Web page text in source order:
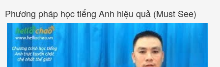
chẽ nhất thế giới.
Phương pháp học tiếng Anh hiệu quả (Must See)